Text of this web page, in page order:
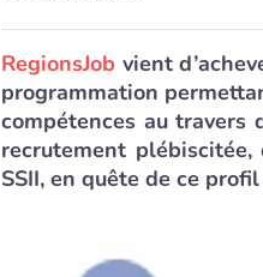
RegionsJob vient
programmation
compétences au travers
recrutement
SSII, en quête de ce